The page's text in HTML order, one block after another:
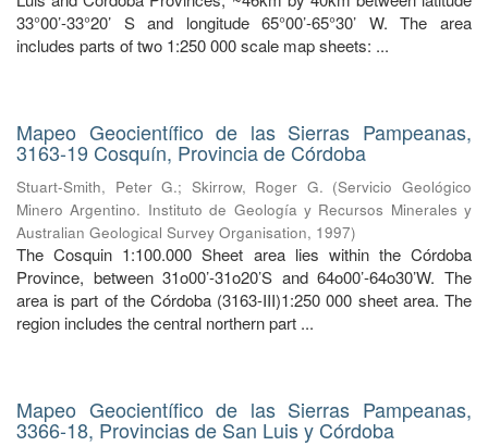
33°00’-33°20’ S and longitude 65°00’-65°30’ W. The area
includes parts of two 1:250 000 scale map sheets: ...
Mapeo Geocientífico de las Sierras Pampeanas,
3163-19 Cosquín, Provincia de Córdoba
Stuart-Smith, Peter G.; Skirrow, Roger G. (Servicio Geológico
Minero Argentino. Instituto de Geología y Recursos Minerales y
Australian Geological Survey Organisation, 1997)
The Cosquin 1:100.000 Sheet area lies within the Córdoba
Province, between 31o00’-31o20’S and 64o00’-64o30’W. The
area is part of the Córdoba (3163-III)1:250 000 sheet area. The
region includes the central northern part ...
Mapeo Geocientífico de las Sierras Pampeanas,
3366-18, Provincias de San Luis y Córdoba